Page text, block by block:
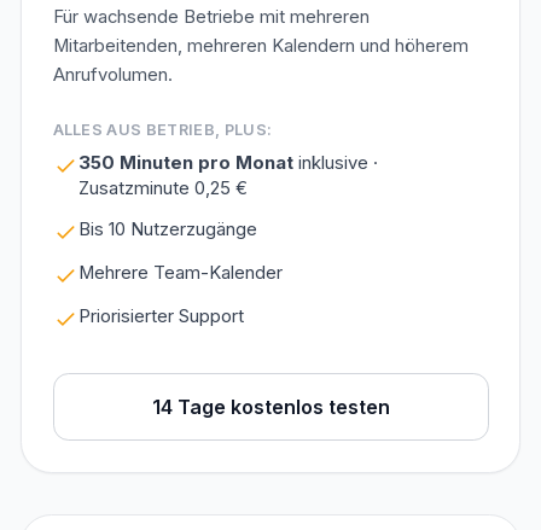
Für wachsende Betriebe mit mehreren
Mitarbeitenden, mehreren Kalendern und höherem
Anrufvolumen.
ALLES AUS BETRIEB, PLUS:
350 Minuten pro Monatinklusive ·
Zusatzminute 0,25 €
Bis 10 Nutzerzugänge
Mehrere Team-Kalender
Priorisierter Support
14 Tage kostenlos testen